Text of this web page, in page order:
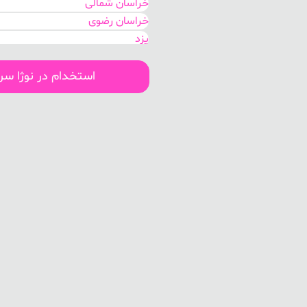
خراسان شمالی
خراسان رضوی
یزد
کرمان
کهگیلویه و بویر احمد
استخدام در نوژا